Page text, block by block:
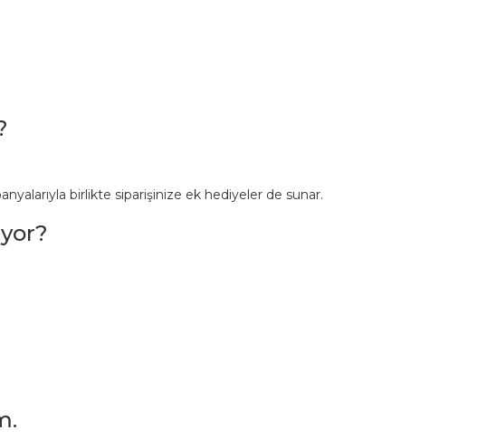
birlikte siparişinize ek hediyeler de sunar.